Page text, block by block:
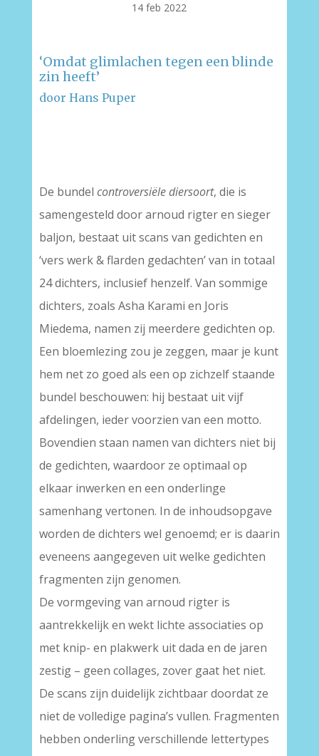
14 feb 2022
‘Omdat glimlachen tegen een blinde
zin heeft’
door Hans Puper
De bundel controversiële diersoort, die is
samengesteld door arnoud rigter en sieger
baljon, bestaat uit scans van gedichten en
‘vers werk & flarden gedachten’ van in totaal
24 dichters, inclusief henzelf. Van sommige
dichters, zoals Asha Karami en Joris
Miedema, namen zij meerdere gedichten op.
Een bloemlezing zou je zeggen, maar je kunt
hem net zo goed als een op zichzelf staande
bundel beschouwen: hij bestaat uit vijf
afdelingen, ieder voorzien van een motto.
Bovendien staan namen van dichters niet bij
de gedichten, waardoor ze optimaal op
elkaar inwerken en een onderlinge
samenhang vertonen. In de inhoudsopgave
worden de dichters wel genoemd; er is daarin
eveneens aangegeven uit welke gedichten
fragmenten zijn genomen.
De vormgeving van arnoud rigter is
aantrekkelijk en wekt lichte associaties op
met knip- en plakwerk uit dada en de jaren
zestig – geen collages, zover gaat het niet.
De scans zijn duidelijk zichtbaar doordat ze
niet de volledige pagina’s vullen. Fragmenten
hebben onderling verschillende lettertypes